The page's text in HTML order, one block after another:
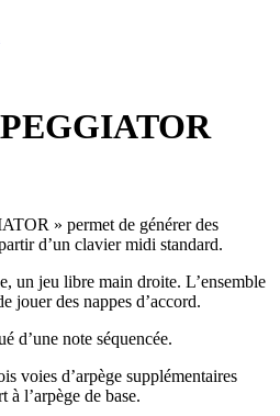
» permet de générer des
d’un clavier midi standard.
un jeu libre main droite. L’ensemble
jouer des nappes d’accord.
d’une note séquencée.
voies d’arpège supplémentaires
à l’arpège de base.